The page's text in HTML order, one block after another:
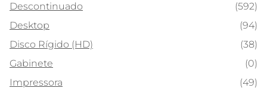
Descontinuado
(592)
Desktop
(94)
Disco Rígido (HD)
(38)
Gabinete
(0)
Impressora
(49)